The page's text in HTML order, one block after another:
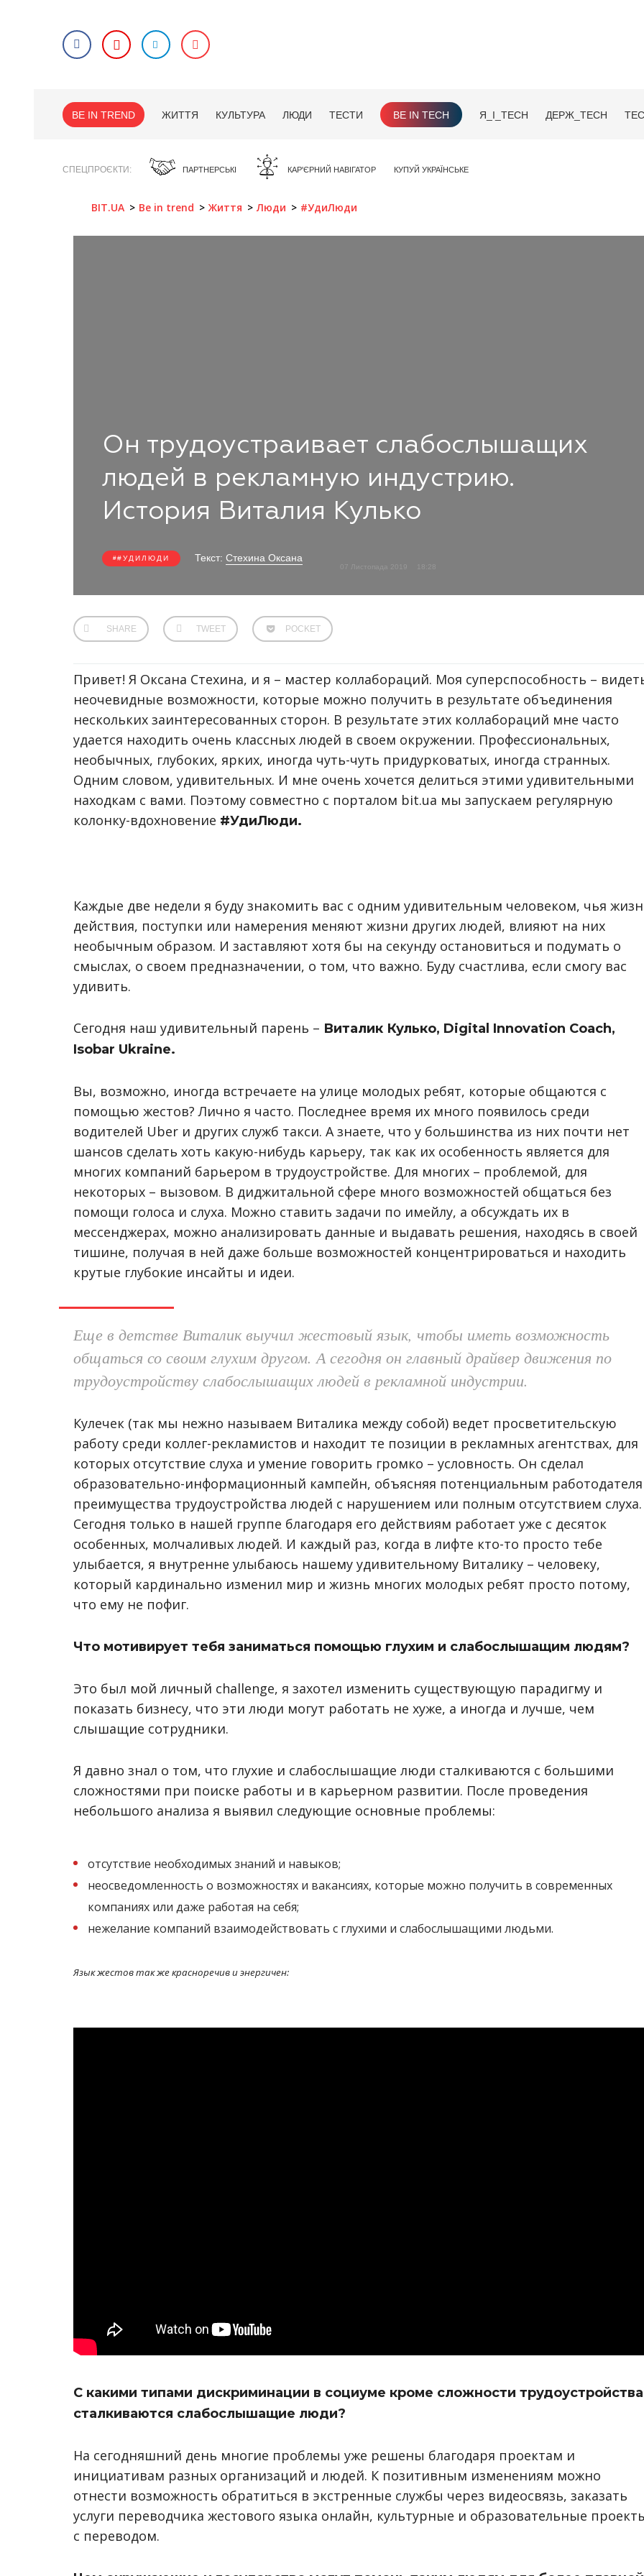
BE IN TREND ЖИТТЯ КУЛЬТУРА ЛЮДИ ТЕСТИ BE IN TECH Я_І_TECH ДЕРЖ_TECH
СПЕЦПРОЄКТИ ПАРТНЕРСЬКІ КАР'ЄРНИЙ НАВІГАТОР КУПУЙ УКРАЇНСЬКЕ
BIT.UA Be in trend Життя Люди #УдиЛюди
Он трудоустраивает слабослышащих
людей в рекламную индустрию.
История Виталия Кулько
#УДИЛЮДИ Текст: Стехина Оксана
07 Листопада 2019
SHARE TWEET POCKET
Привет! Я Оксана Стехина, и я – мастер коллабораций. Моя суперспособность –
неочевидные возможности, которые можно получить в результате объединения
нескольких заинтересованных сторон. В результате этих коллабораций мне часто
удается находить очень классных людей в своем окружении. Профессиональных,
необычных, глубоких, ярких, иногда чуть-чуть придурковатых, иногда странных.
Одним словом, удивительных. И мне очень хочется делиться этими удивительными
находкам с вами. Поэтому совместно с порталом bit.ua мы запускаем регулярную
колонку-вдохновение #УдиЛюди.
Каждые две недели я буду знакомить вас с одним удивительным человеком, чья
действия, поступки или намерения меняют жизни других людей, влияют на них
необычным образом. И заставляют хотя бы на секунду остановиться и подумать о
смыслах, о своем предназначении, о том, что важно. Буду счастлива, если смогу вас
удивить.
Сегодня наш удивительный парень – Виталик Кулько, Digital Innovation Coach,
Isobar Ukraine.
Вы, возможно, иногда встречаете на улице молодых ребят, которые общаются с
помощью жестов? Лично я часто. Последнее время их много появилось среди
водителей Uber и других служб такси. А знаете, что у большинства из них почти нет
шансов сделать хоть какую-нибудь карьеру, так как их особенность является для
многих компаний барьером в трудоустройстве. Для многих – проблемой, для
некоторых – вызовом. В диджитальной сфере много возможностей общаться без
помощи голоса и слуха. Можно ставить задачи по имейлу, а обсуждать их в
мессенджерах, можно анализировать данные и выдавать решения, находясь в своей
тишине, получая в ней даже больше возможностей концентрироваться и находить
крутые глубокие инсайты и идеи.
Еще в детстве Виталик выучил жестовый язык, чтобы иметь возможность
общаться со своим глухим другом. А сегодня он главный драйвер движения по
трудоустройству слабослышащих людей в рекламной индустрии.
Кулечек (так мы нежно называем Виталика между собой) ведет просветительскую
работу среди коллег-рекламистов и находит те позиции в рекламных агентствах, для
которых отсутствие слуха и умение говорить громко – условность. Он сделал
образовательно-информационный кампейн, объясняя потенциальным
преимущества трудоустройства людей с нарушением или полным отсутствием слуха.
Сегодня только в нашей группе благодаря его действиям работает уже с десяток
особенных, молчаливых людей. И каждый раз, когда в лифте кто-то просто тебе
улыбается, я внутренне улыбаюсь нашему удивительному Виталику – человеку,
который кардинально изменил мир и жизнь многих молодых ребят просто потому,
что ему не пофиг.
Что мотивирует тебя заниматься помощью глухим и слабослышащим людям?
Это был мой личный challenge, я захотел изменить существующую парадигму и
показать бизнесу, что эти люди могут работать не хуже, а иногда и лучше, чем
слышащие сотрудники.
Я давно знал о том, что глухие и слабослышащие люди сталкиваются с большими
сложностями при поиске работы и в карьерном развитии. После проведения
небольшого анализа я выявил следующие основные проблемы:
отсутствие необходимых знаний и навыков;
неосведомленность о возможностях и вакансиях, которые можно получить в современных
компаниях или даже работая на себя;
нежелание компаний взаимодействовать с глухими и слабослышащими людьми.
Язык жестов так же красноречив и энергичен:
С какими типами дискриминации в социуме кроме сложности трудоустройства
сталкиваются слабослышащие люди?
На сегодняшний день многие проблемы уже решены благодаря проектам и
инициативам разных организаций и людей. К позитивным изменениям можно
отнести возможность обратиться в экстренные службы через видеосвязь, заказать
услуги переводчика жестового языка онлайн, культурные и образовательные
с переводом.